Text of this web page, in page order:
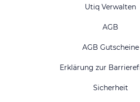
Utiq Verwalten
AGB
AGB Gutscheine
Erklärung zur
Sicherheit